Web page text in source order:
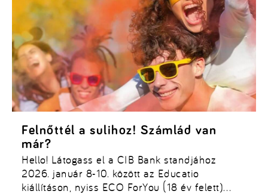
Hello! Látogass el a CIB Bank standjához
2026. január 8-10. között az Educatio
kiállításon, nyiss ECO ForYou (18 év felett)
Felnőttél a sulihoz! Számlád van
már?